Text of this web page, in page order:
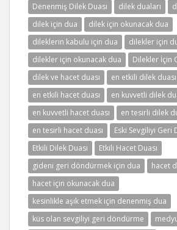
Denenmiş Dilek Duası
dilek duaları
dilek için dua
dilek için okunacak dua
dileklerin kabulu için dua
dilekler için
dilekler için okunacak dua
Dilekler İçin
dilek ve hacet duası
en etkili dilek duası
en etkili hacet duası
en kuvvetli dilek
en kuvvetli hacet duası
en tesirli dilek
en tesirli hacet duası
Eski Sevgiliyi Geri
Etkili Dilek Duası
Etkili Hacet Duası
gideni geri döndürmek için dua
hacet
hacet için okunacak dua
kesinlikle aşık etmek için denenmiş dua
küs olan sevgiliyi geri döndürme